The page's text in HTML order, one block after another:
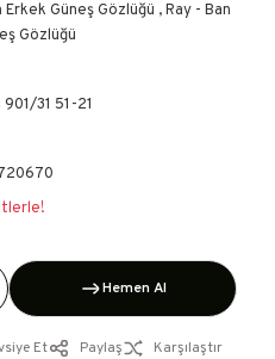
Erkek Güneş Gözlüğü ,Ray - Ban
Gözlüğü
31 51-21
Hemen Al
Et Paylaş Karşılaştır